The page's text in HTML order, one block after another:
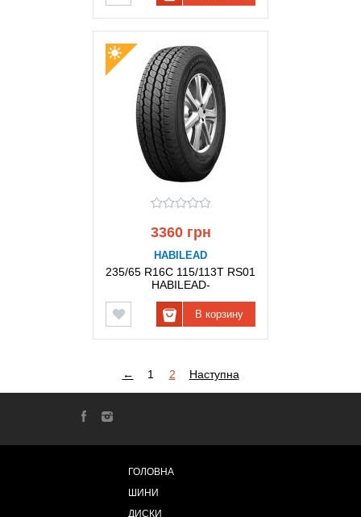
3360 грн
HABILEAD
235/65 R16C 115/113T RS01
HABILEAD-
В корзину
← 1 2 Наступна
ГОЛОВНА
ШИНИ
ДИСКИ